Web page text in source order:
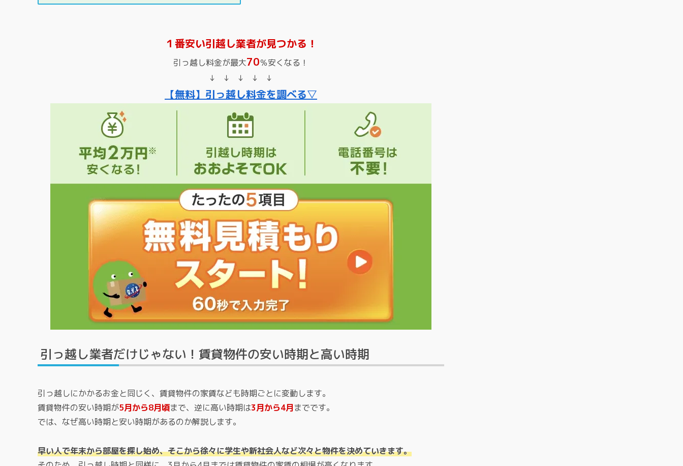
１番安い引越し業者が見つかる！
引っ越し料金が最大70％安くなる！
↓ ↓ ↓ ↓ ↓
【無料】引っ越し料金を調べる▽
引っ越し業者だけじゃない！賃貸物件の安い時期と高い時期
引っ越しにかかるお金と同じく、賃貸物件の家賃なども時期ごとに変動します。
賃貸物件の安い時期が5月から8月頃まで、逆に高い時期は3月から4月までです。
では、なぜ高い時期と安い時期があるのか解説します。
早い人で年末から部屋を探し始め、そこから徐々に学生や新社会人など次々と物件を決めていきます。